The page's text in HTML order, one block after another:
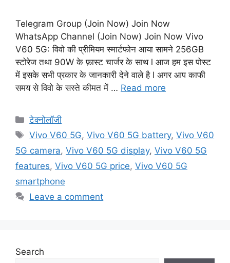
Telegram Group (Join Now) Join Now
WhatsApp Channel (Join Now) Join Now Vivo
V60 5G: विवो की प्रीमियम स्मार्टफोन आया सामने 256GB
स्टोरेज तथा 90W के फ़ास्ट चार्जर के साथ l आज हम इस पोस्ट
में इसके सभी प्रकार के जानकारी देने वाले है l अगर आप काफी
समय से विवो के सस्ते कीमत में … Read more
Categories
टेक्नोलॉजी
Tags
Vivo V60 5G,Vivo V60 5G battery,Vivo V60
5G camera, Vivo V60 5G display, Vivo V60 5G
features, Vivo V60 5G price, Vivo V60 5G
smartphone
Leave a comment
Search